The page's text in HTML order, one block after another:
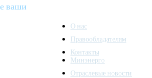
ваши
О нас
Правообладателям
Контакты
Минэнерго
Отраслевые новости